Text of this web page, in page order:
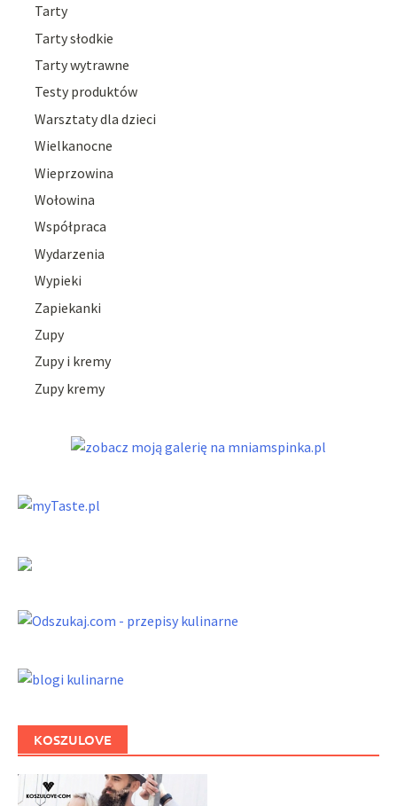
Tarty
Tarty słodkie
Tarty wytrawne
Testy produktów
Warsztaty dla dzieci
Wielkanocne
Wieprzowina
Wołowina
Współpraca
Wydarzenia
Wypieki
Zapiekanki
Zupy
Zupy i kremy
Zupy kremy
KOSZULOVE